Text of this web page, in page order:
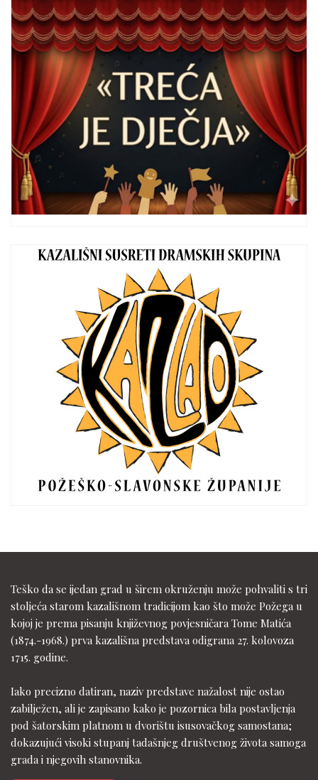
Teško da se ijedan grad u širem okruženju može pohvaliti s tri
stoljeća starom kazališnom tradicijom kao što može Požega u
kojoj je prema pisanju književnog povjesničara Tome Matića
(1874.-1968.) prva kazališna predstava odigrana 27. kolovoza
1715. godine.
Iako precizno datiran, naziv predstave nažalost nije ostao
zabilježen, ali je zapisano kako je pozornica bila postavljenja
pod šatorskim platnom u dvorištu isusovačkog samostana;
dokazujući visoki stupanj tadašnjeg društvenog života samoga
grada i njegovih stanovnika.